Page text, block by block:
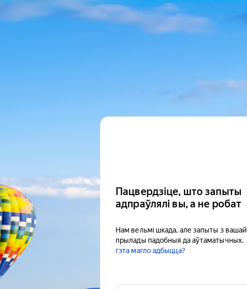
Пацвердзіце, што запыты
адпраўлялі вы, а не робат
Нам вельмі шкада, але запыты з вашай
прылады падобныя да аўтаматычных.
гэта магло адбыцца?